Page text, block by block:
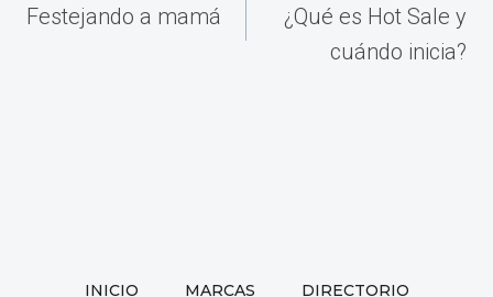
de
Festejando a mamá
¿Qué es Hot Sale y
cuándo inicia?
INICIO MARCAS DIRECTORIO